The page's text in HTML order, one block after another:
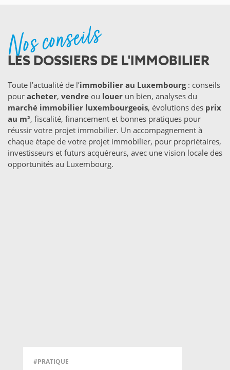
Nos conseils
LES DOSSIERS DE L'IMMOBILIER
Toute l’actualité de l’immobilier au Luxembourg: conseils
pour acheter, vendre ou louer un bien, analyses du
marché immobilier luxembourgeois, évolutions des prix
au m², fiscalité, financement et bonnes pratiques pour
réussir votre projet immobilier. Un accompagnement à
chaque étape de votre projet immobilier, pour propriétaires,
investisseurs et futurs acquéreurs, avec une vision locale des
opportunités au Luxembourg.
#PRATIQUE